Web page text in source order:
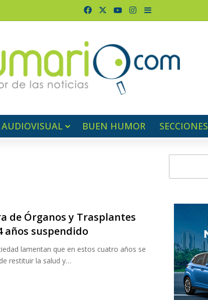
FacebookYouTubeInstagram
Barra lateral
AUDIOVISUAL BUEN HUMOR SECCIONES
de Órganos y Trasplantes
años suspendido
lamentan que en estos cuatro años se
restituir la salud y…